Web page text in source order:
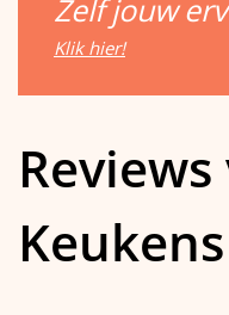
Zelf jouw
Klik hier!
Keukens